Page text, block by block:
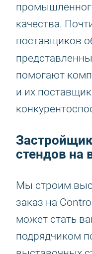
качества.
поставщиков
помогают
и их
стендов на
Мы строим
заказ на
может стать
подрядчиком